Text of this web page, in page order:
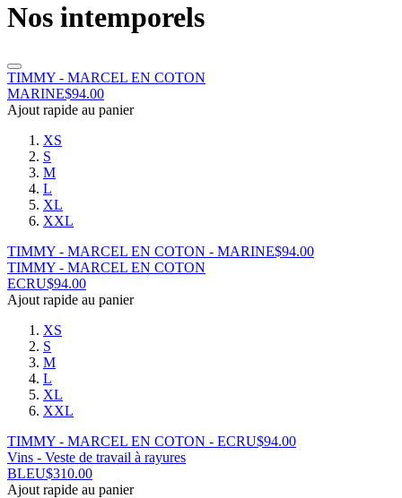
Nos intemporels
TIMMY - MARCEL EN COTON
MARINE$94.00
Ajout rapide au panier
XS
S
M
L
XL
XXL
TIMMY - MARCEL EN COTON - MARINE$94.00
TIMMY - MARCEL EN COTON
ECRU$94.00
Ajout rapide au panier
XS
S
M
L
XL
XXL
TIMMY - MARCEL EN COTON - ECRU$94.00
Vins - Veste de travail à rayures
BLEU$310.00
Ajout rapide au panier